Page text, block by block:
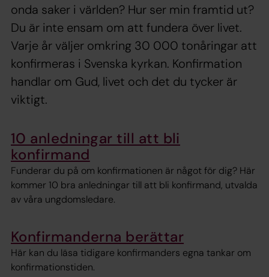
onda saker i världen? Hur ser min framtid ut?
Du är inte ensam om att fundera över livet.
Varje år väljer omkring 30 000 tonåringar att
konfirmeras i Svenska kyrkan. Konfirmation
handlar om Gud, livet och det du tycker är
viktigt.
10 anledningar till att bli
konfirmand
Funderar du på om konfirmationen är något för dig? Här
kommer 10 bra anledningar till att bli konfirmand, utvalda
av våra ungdomsledare.
Konfirmanderna berättar
Här kan du läsa tidigare konfirmanders egna tankar om
konfirmationstiden.